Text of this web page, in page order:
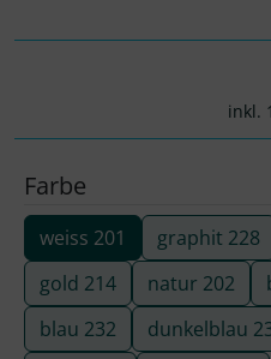
inkl.
Farbe
weiss 201 graphit 228
gold 214
natur 202
blau 232
dunkelblau